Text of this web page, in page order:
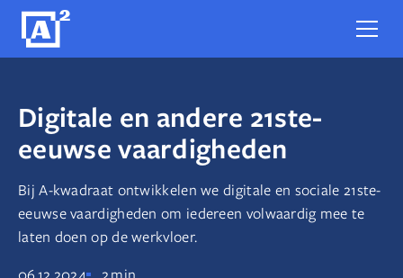
Digitale en andere 21ste-
eeuwse vaardigheden
Bij A-kwadraat ontwikkelen we digitale en sociale 21ste-
eeuwse vaardigheden om iedereen volwaardig mee te
laten doen op de werkvloer.